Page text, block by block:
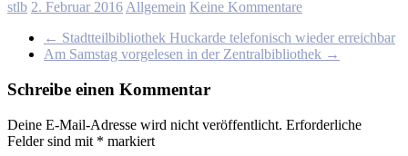
stlb 2. Februar 2016 Allgemein Keine Kommentare
← Stadtteilbibliothek Huckarde telefonisch wieder erreichbar
Am Samstag vorgelesen in der Zentralbibliothek →
Schreibe einen Kommentar
Deine E-Mail-Adresse wird nicht veröffentlicht. Erforderliche
Felder sind mit * markiert